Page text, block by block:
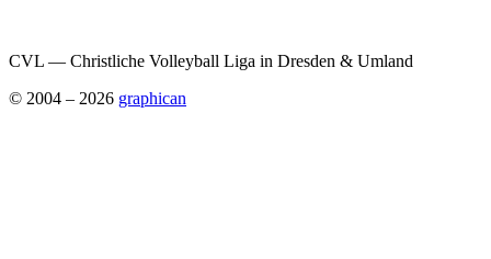
CVL — Christliche Volleyball Liga in Dresden & Umland
© 2004 – 2026 graphican